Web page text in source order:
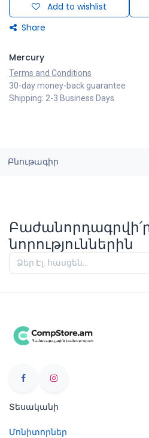
Add to wishlist
Share
Mercury
Terms and Conditions
30-day money-back guarantee
Shipping: 2-3 Business Days
Բնութագիր
նորություններին
Տեսականի
Մոնիտորներ